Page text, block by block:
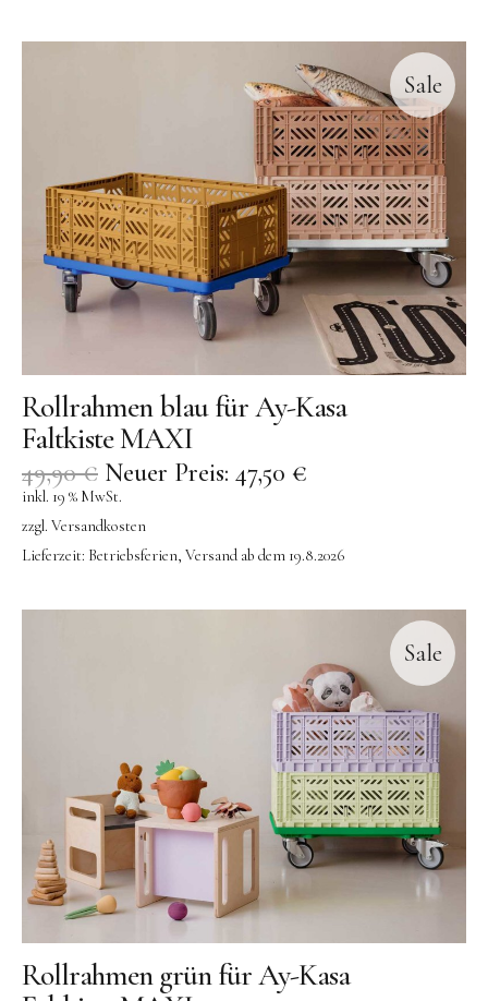
Sale
Rollrahmen blau für Ay-Kasa
Faltkiste MAXI
49,90€ Neuer Preis: 47,50 €
inkl. 19 % MwSt.
zzgl. Versandkosten
Lieferzeit: Betriebsferien, Versand ab dem 19.8.2026
Sale
Rollrahmen grün für Ay-Kasa